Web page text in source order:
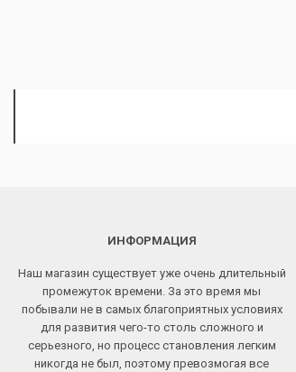
ИНФОРМАЦИЯ
Наш магазин существует уже очень длительный
промежуток времени. За это время мы
побывали не в самых благоприятных условиях
для развития чего-то столь сложного и
серьезного, но процесс становления легким
никогда не был, поэтому превозмогая все